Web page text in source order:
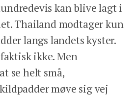
kan blive lagt i
Thailand modtager kun
langs landets kyster.
ikke. Men
se helt små,
møve sig vej